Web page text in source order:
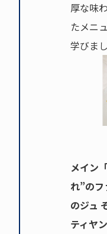
厚な味
たメニ
学びまし
メイン
れ”の
のジュ
ティヤン